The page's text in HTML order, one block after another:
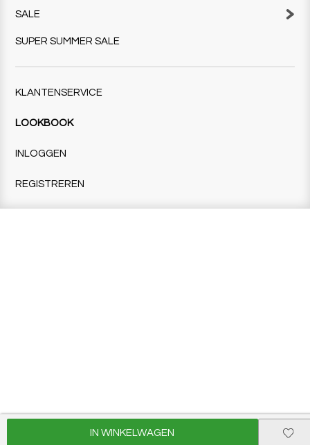
IN WINKELWAGEN
SALE
SUPER SUMMER SALE
KLANTENSERVICE
LOOKBOOK
INLOGGEN
REGISTREREN